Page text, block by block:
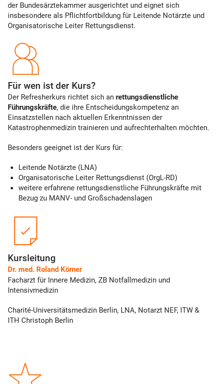
der Bundesärztekammer ausgerichtet und eignet sich
insbesondere als Pflichtfortbildung für Leitende Notärzte und
Organisatorische Leiter Rettungsdienst.
Für wen ist der Kurs?
Der Refresherkurs richtet sich an rettungsdienstliche
Führungskräfte, die ihre Entscheidungskompetenz an
Einsatzstellen nach aktuellen Erkenntnissen der
Katastrophenmedizin trainieren und aufrechterhalten möchten.
Besonders geeignet ist der Kurs für:
Leitende Notärzte (LNA)
Organisatorische Leiter Rettungsdienst (OrgL-RD)
weitere erfahrene rettungsdienstliche Führungskräfte mit
Bezug zu MANV- und Großschadenslagen
Kursleitung
Dr. med. Roland Körner
Facharzt für Innere Medizin, ZB Notfallmedizin und
Intensivmedizin
Charité-Universitätsmedizin Berlin, LNA, Notarzt NEF, ITW &
ITH Christoph Berlin